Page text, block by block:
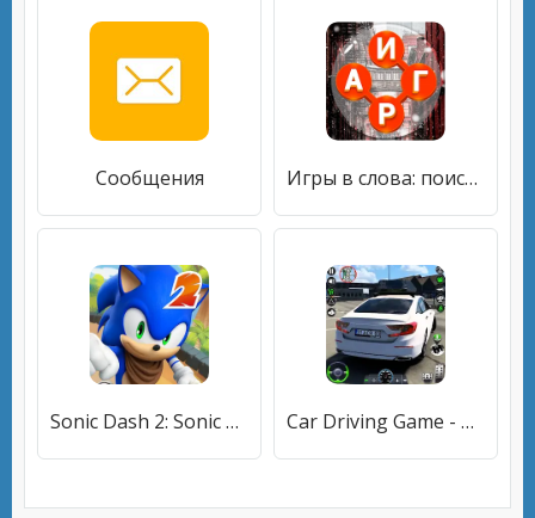
Сообщения Игры в слова: поиск слова - со
Sonic Dash 2: Sonic Boom Car Driving Game - Car Game 3D